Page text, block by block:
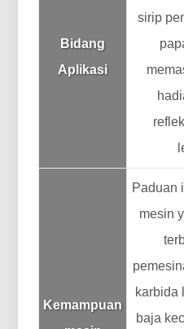
Bidang
Aplikasi
sirip
Kemampuan
Paduan
mesin
karbida
baja